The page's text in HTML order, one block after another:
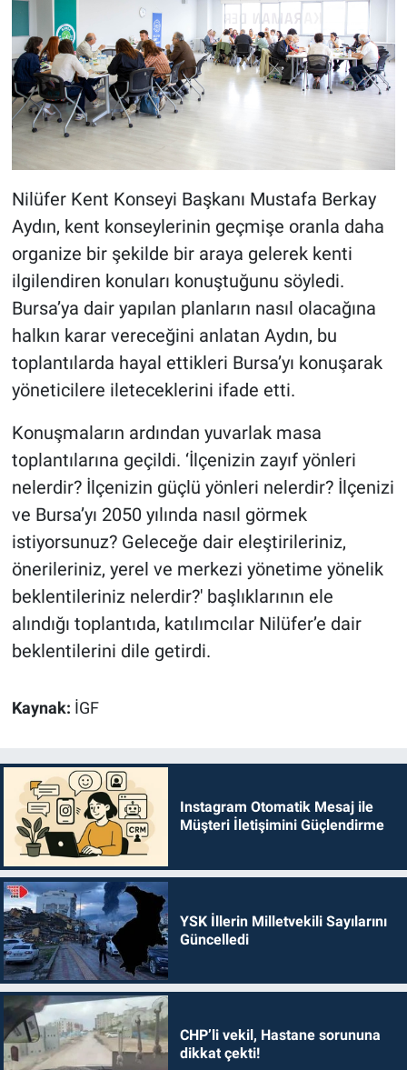
Nilüfer Kent Konseyi Başkanı Mustafa Berkay
Aydın, kent konseylerinin geçmişe oranla daha
organize bir şekilde bir araya gelerek kenti
ilgilendiren konuları konuştuğunu söyledi.
Bursa’ya dair yapılan planların nasıl olacağına
halkın karar vereceğini anlatan Aydın, bu
toplantılarda hayal ettikleri Bursa’yı konuşarak
yöneticilere ileteceklerini ifade etti.
Konuşmaların ardından yuvarlak masa
toplantılarına geçildi. ‘İlçenizin zayıf yönleri
nelerdir? İlçenizin güçlü yönleri nelerdir? İlçenizi
ve Bursa’yı 2050 yılında nasıl görmek
istiyorsunuz? Geleceğe dair eleştirileriniz,
önerileriniz, yerel ve merkezi yönetime yönelik
beklentileriniz nelerdir?' başlıklarının ele
alındığı toplantıda, katılımcılar Nilüfer’e dair
beklentilerini dile getirdi.
Kaynak: İGF
Instagram Otomatik Mesaj ile
Müşteri İletişimini Güçlendirme
YSK İllerin Milletvekili Sayılarını
Güncelledi
CHP’li vekil, Hastane sorununa
dikkat çekti!